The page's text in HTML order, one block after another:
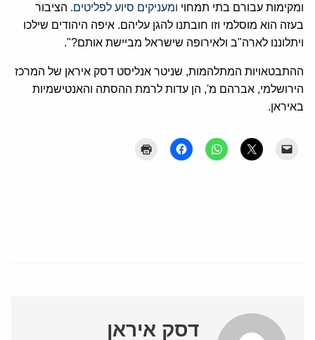
ומקימות עבורם בתי תמחוי ומעניקים סיוע לפליטים. הציבור
בעזה הוא מוסלמי וזו חובתנו להגן עליהם. איפה היהודים שילכו
ויתלוננו לארה"ב ולאירופה שישראל מביישת אותם?".
ההתבטאויות המתלהמות, שניטר אנליסט דסק איראן של המרכז
הירושלמי, אברהם מ', הן עדות לרמת ההסתה והאנטישמיות
באיראן.
דסק איראן